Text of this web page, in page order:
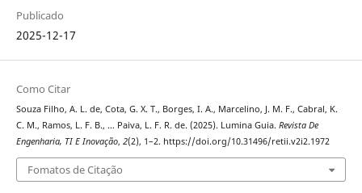
Publicado
2025-12-17
Como Citar
Souza Filho, A. L. de, Cota, G. X. T., Borges, I. A., Marcelino, J. M. F., Cabral, K.
C. M., Ramos, L. F. B., … Paiva, L. F. R. de. (2025). Lumina Guia. Revista De
Engenharia, TI E Inovação, 2(2), 1–2. https://doi.org/10.31496/retii.v2i2.1972
Fomatos de Citação